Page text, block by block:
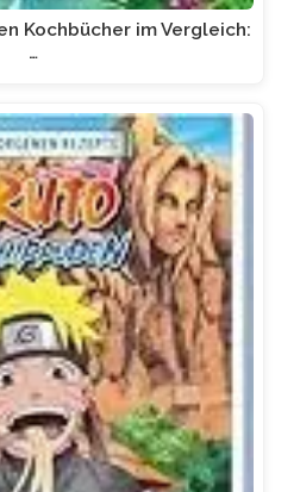
Kochbücher im Vergleich:
…